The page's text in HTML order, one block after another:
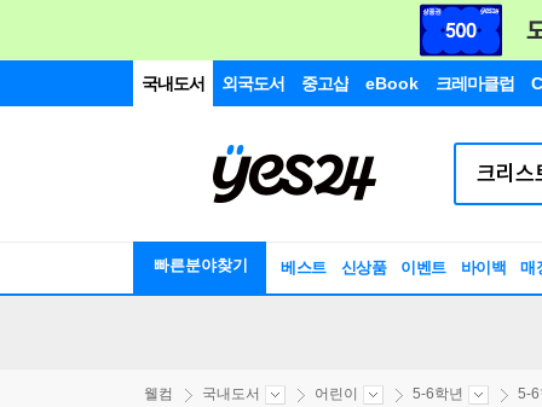
국내도서 외국도서 중고샵 eBook 크레마클럽
빠른분야찾기 베스트 신상품 이벤트 바이백 매
웰컴 국내도서 어린이 5-6학년 5-6